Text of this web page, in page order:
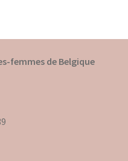
femmes de Belgique